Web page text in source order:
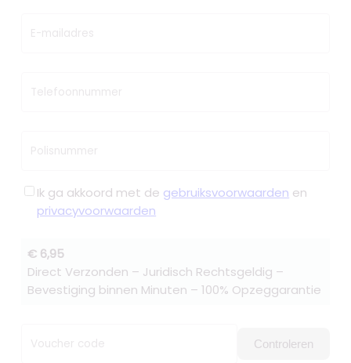
E-mailadres
Telefoonnummer
Polisnummer
Ik ga akkoord met de gebruiksvoorwaarden en
privacyvoorwaarden
€ 6,95
Direct Verzonden – Juridisch Rechtsgeldig –
Bevestiging binnen Minuten – 100% Opzeggarantie
Voucher code Controleren